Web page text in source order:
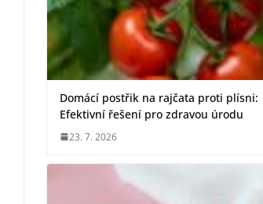
Domácí postřik na rajčata proti plísni:
Efektivní řešení pro zdravou úrodu
23. 7. 2026